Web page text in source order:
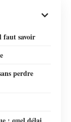
faut savoir
perdre